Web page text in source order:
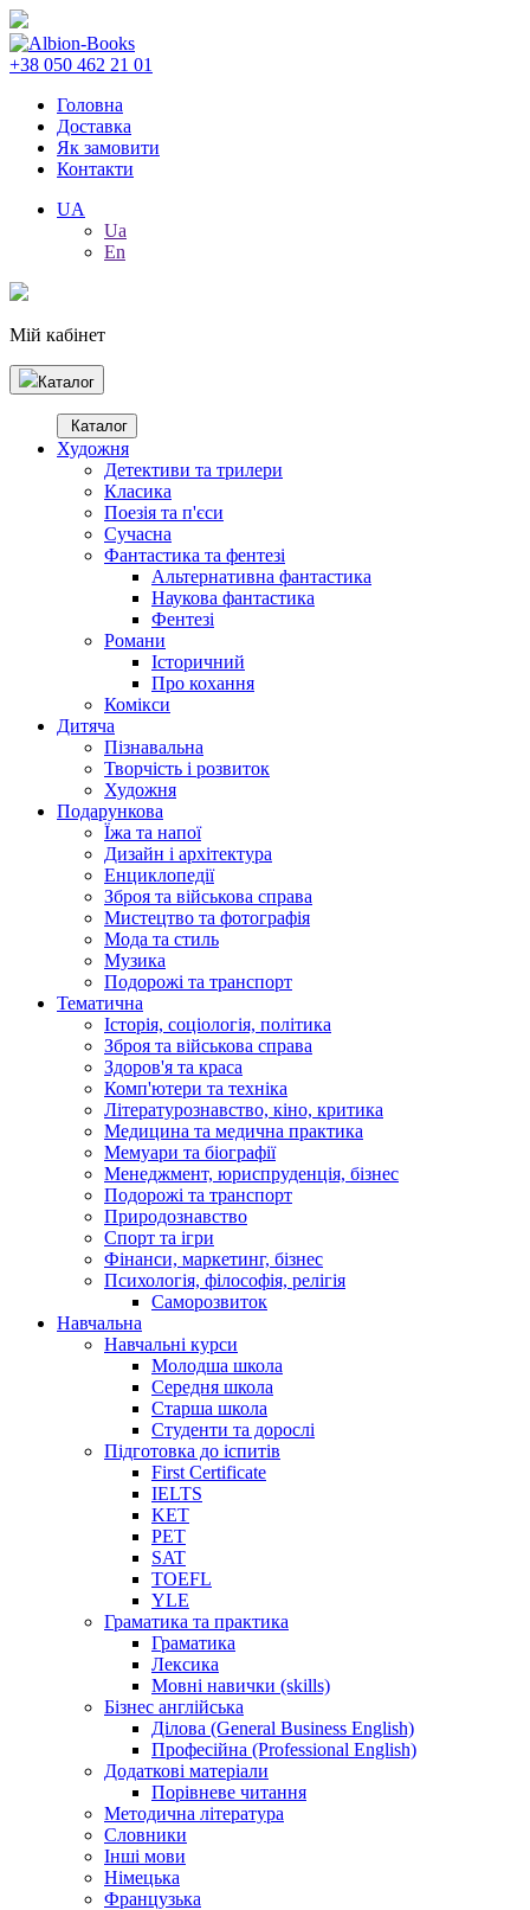
+38 050 462 21 01
Головна
Доставка
Як замовити
Контакти
UA
Ua
En
Мій кабінет
Каталог
Каталог
Художня
Детективи та трилери
Класика
Поезія та п'єси
Сучасна
Фантастика та фентезі
Альтернативна фантастика
Наукова фантастика
Фентезі
Романи
Історичний
Про кохання
Комікси
Дитяча
Пізнавальна
Творчість і розвиток
Художня
Подарункова
Їжа та напої
Дизайн і архітектура
Енциклопедії
Зброя та військова справа
Мистецтво та фотографія
Мода та стиль
Музика
Подорожі та транспорт
Тематична
Історія, соціологія, політика
Зброя та військова справа
Здоров'я та краса
Комп'ютери та техніка
Літературознавство, кіно, критика
Медицина та медична практика
Мемуари та біографії
Менеджмент, юриспруденція, бізнес
Подорожі та транспорт
Природознавство
Спорт та ігри
Фінанси, маркетинг, бізнес
Психологія, філософія, релігія
Саморозвиток
Навчальна
Навчальні курси
Молодша школа
Середня школа
Старша школа
Студенти та дорослі
Підготовка до іспитів
First Certificate
IELTS
KET
PET
SAT
TOEFL
YLE
Граматика та практика
Граматика
Лексика
Мовні навички (skills)
Бізнес англійська
Ділова (General Business English)
Професійна (Professional English)
Додаткові матеріали
Порівневе читання
Методична література
Словники
Інші мови
Німецька
Французька